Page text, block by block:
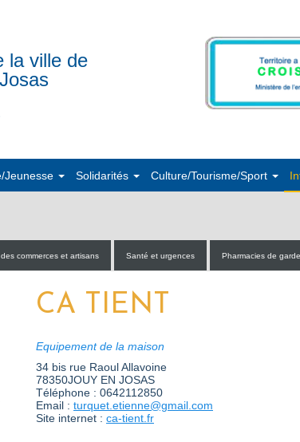
la ville de
Jeunesse Solidarités Culture/Tourisme/Sport
commerces et artisans Santé et urgences Pharmacies de garde
CA TIENT
Equipement de la maison
34 bis rue Raoul Allavoine
78350JOUY EN JOSAS
Téléphone : 0642112850
Email : turquet.etienne@gmail.com
Site internet : ca-tient.fr